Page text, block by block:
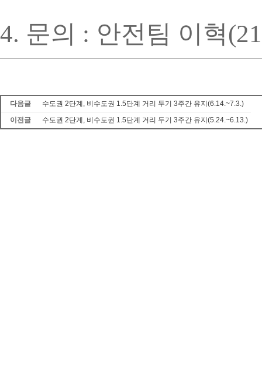
4. 문의 : 안전팀 이혁(
다음글
수도권 2단계, 비수도권 1.5단계 거리 두기 3주간 유지(6.14.~7.3.)
이전글
수도권 2단계, 비수도권 1.5단계 거리 두기 3주간 유지(5.24.~6.13.)